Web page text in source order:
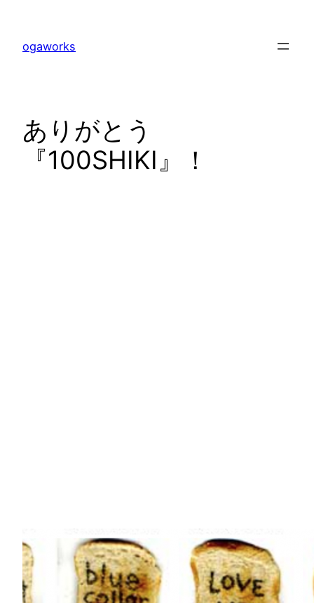
ogaworks
ありがとう
『100SHIKI』！